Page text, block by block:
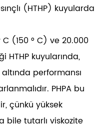
(HTHP) kuyularda
C (150 ° C) ve 20.000
HTHP kuyularında,
altında performansı
PHPA bu
çünkü yüksek
bile tutarlı viskozite